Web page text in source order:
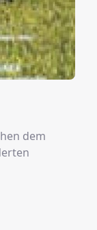
dem